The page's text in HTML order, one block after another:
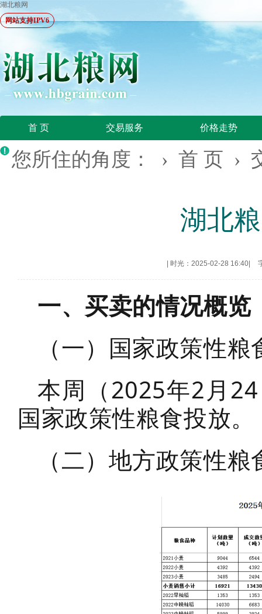
湖北粮网
网站支持IPV6
首 页 交易服务 价格走势
您所住的角度： › 首 页 ›
湖北
时光：2025-02-28 16:40
一、买卖的情况概览
（一）国家政策性
本周（2025年2月
国家政策性粮食投放。
（二）地方政策性